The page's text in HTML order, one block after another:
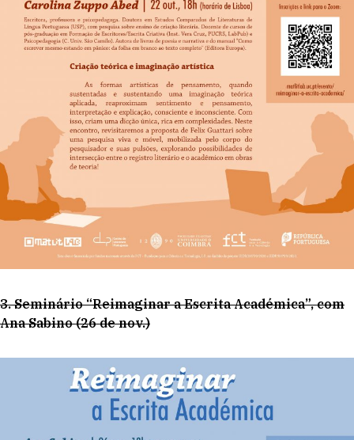
3. Seminário “Reimaginar a Escrita Académica”, com
Ana Sabino (26 de nov.)